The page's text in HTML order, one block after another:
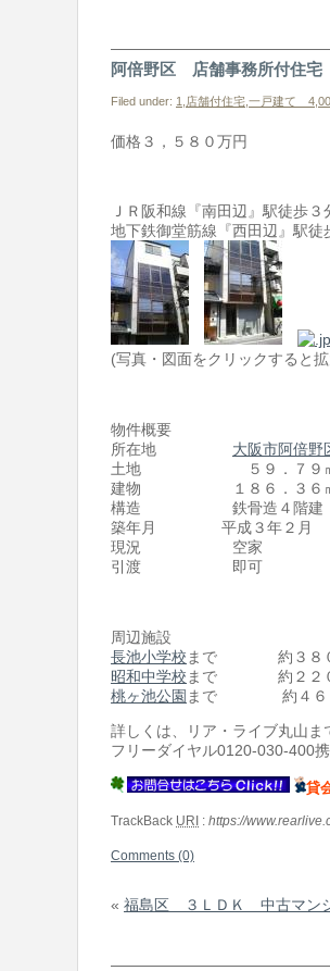
阿倍野区 店舗事務所付住宅
Filed under: 1,店舗付住宅 一戸建て
価格３，５８０万円
ＪＲ阪和線『南田辺』駅徒歩３
地下鉄御堂筋線『西田辺』駅徒
(写真・図面をクリックすると拡
物件概要
所在地 大阪市阿倍野
土地 ５９．７９㎡（約
建物 １８６．３６㎡（
構造 鉄骨造４階建
築年月 平成３年２月
現況 空家
引渡 即可
周辺施設
長池小学校 まで 約３８
昭和中学校 まで 約２２
桃ヶ池公園 まで 約４６
詳しくは、リア・ライブ丸山ま
フリーダイヤル0120-030-400
貸
TrackBack URI : https://
Comments (0)
« 福島区 ３ＬＤＫ 中古マン